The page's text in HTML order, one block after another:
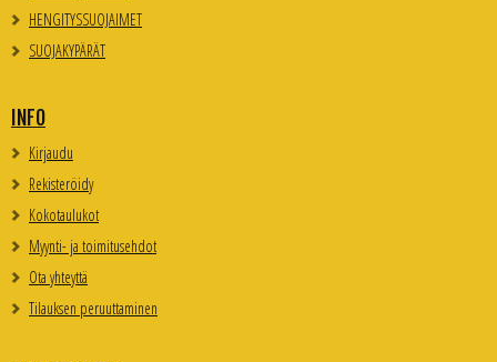
HENGITYSSUOJAIMET
SUOJAKYPÄRÄT
INFO
Kirjaudu
Rekisteröidy
Kokotaulukot
Myynti- ja toimitusehdot
Ota yhteyttä
Tilauksen peruuttaminen